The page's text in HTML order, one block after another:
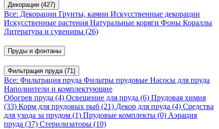
Декорации (427)
Все: Декорации Грунты, камни Искусственные декорации
Искусственные растения Натуральные коряги Фоны Кораллы
Литература и сувениры (26)
Пруды и фонтаны
Фильтрация пруда (71)
Все: Фильтрация пруда Фильтры прудовые Насосы для пруда
Наполнители и комплектующие
Обогрев пруда (4) Освещение для пруда (6) Прудовая химия
(33) Корм для прудовых рыб (21) Декор для пруда (4) Средства
для ухода за прудом (1) Прудовые комплекты (0) Аэрация
пруда (37) Стерилизаторы (10)